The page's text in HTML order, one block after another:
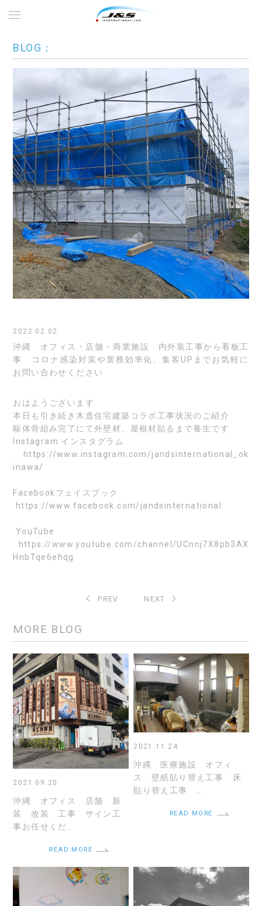
BLOG：
2022.02.02
沖縄 オフィス・店舗・商業施設 内外装工事から看板工
事 コロナ感染対策や業務効率化、集客UPまでお気軽に
お問い合わせください
おはようございます
本日も引き続き木造住宅建築コラボ工事状況のご紹介
駆体骨組み完了にて外壁材、屋根材貼るまで養生です
Instagram インスタグラム
https://www.instagram.com/jandsinternational_ok
inawa/
Facebook フェイスブック
https://www.facebook.com/jandsinternational
YouTube
https://www.youtube.com/channel/UCnnj7X8pb3AX
HnbTqe6ehqg
PREV NEXT
MORE BLOG
2021.09.20
沖縄 オフィス 店舗 新
装 改装 工事 サイン工
事お任せくだ…
READ MORE
2021.11.24
沖縄 医療施設 オフィ
ス 壁紙貼り替え工事 床
貼り替え工事 …
READ MORE